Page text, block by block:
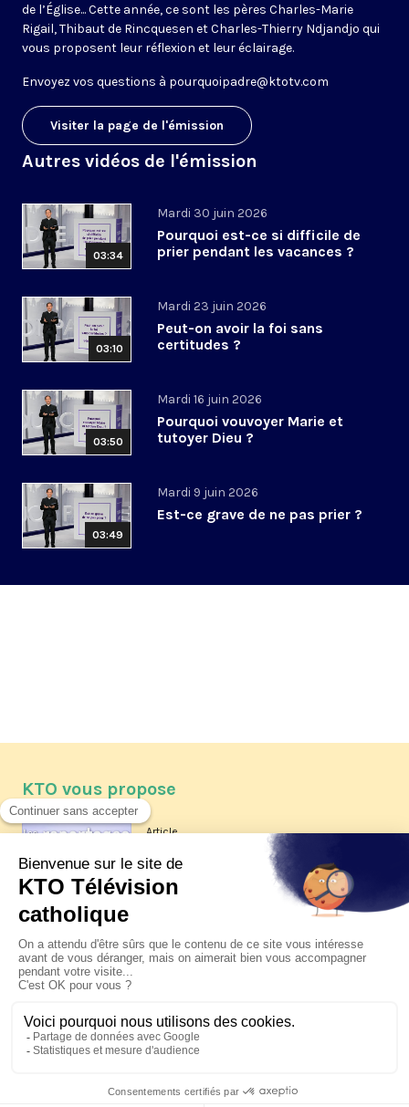
de l’Église... Cette année, ce sont les pères Charles-Marie
Rigail, Thibaut de Rincquesen et Charles-Thierry Ndjandjo qui
vous proposent leur réflexion et leur éclairage.
Envoyez vos questions à pourquoipadre@ktotv.com
Visiter la page de l'émission
Autres vidéos de l'émission
03:34
Mardi 30 juin 2026
Pourquoi est-ce si difficile de
prier pendant les vacances ?
03:10
Mardi 23 juin 2026
Peut-on avoir la foi sans
certitudes ?
03:50
Mardi 16 juin 2026
Pourquoi vouvoyer Marie et
tutoyer Dieu ?
03:49
Mardi 9 juin 2026
Est-ce grave de ne pas prier ?
KTO vous propose
Article
Les reportages d'été 2026 de KTO
La visite pastorale du pape Léon
XIV à Assise à suivre sur KTO le
jeudi 6 août
Le pape en Uruguay, Argentine et
Pérou du 6 au 17 novembre 2026